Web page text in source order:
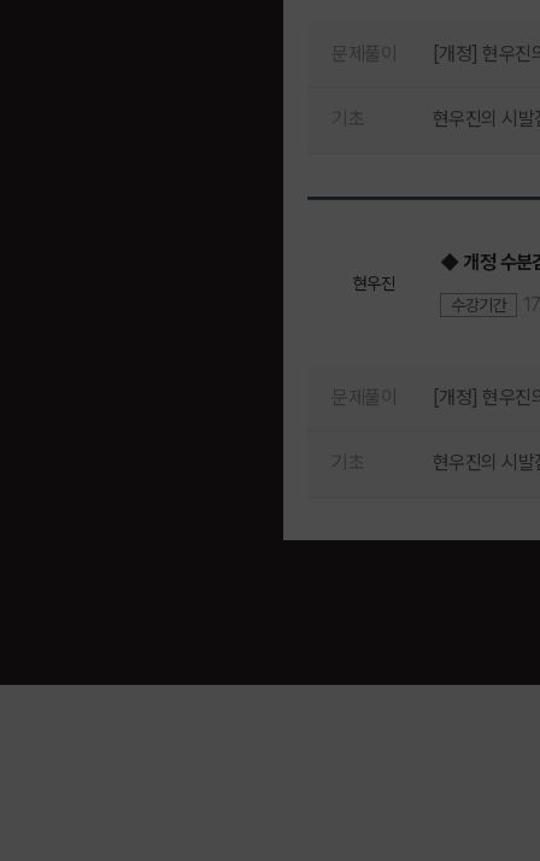
문제풀이 [개정] 현우진
기초 현우진의 시
현우진
◆ 개정 수분
수강기간
문제풀이 [개정] 현우진
기초 현우진의 시